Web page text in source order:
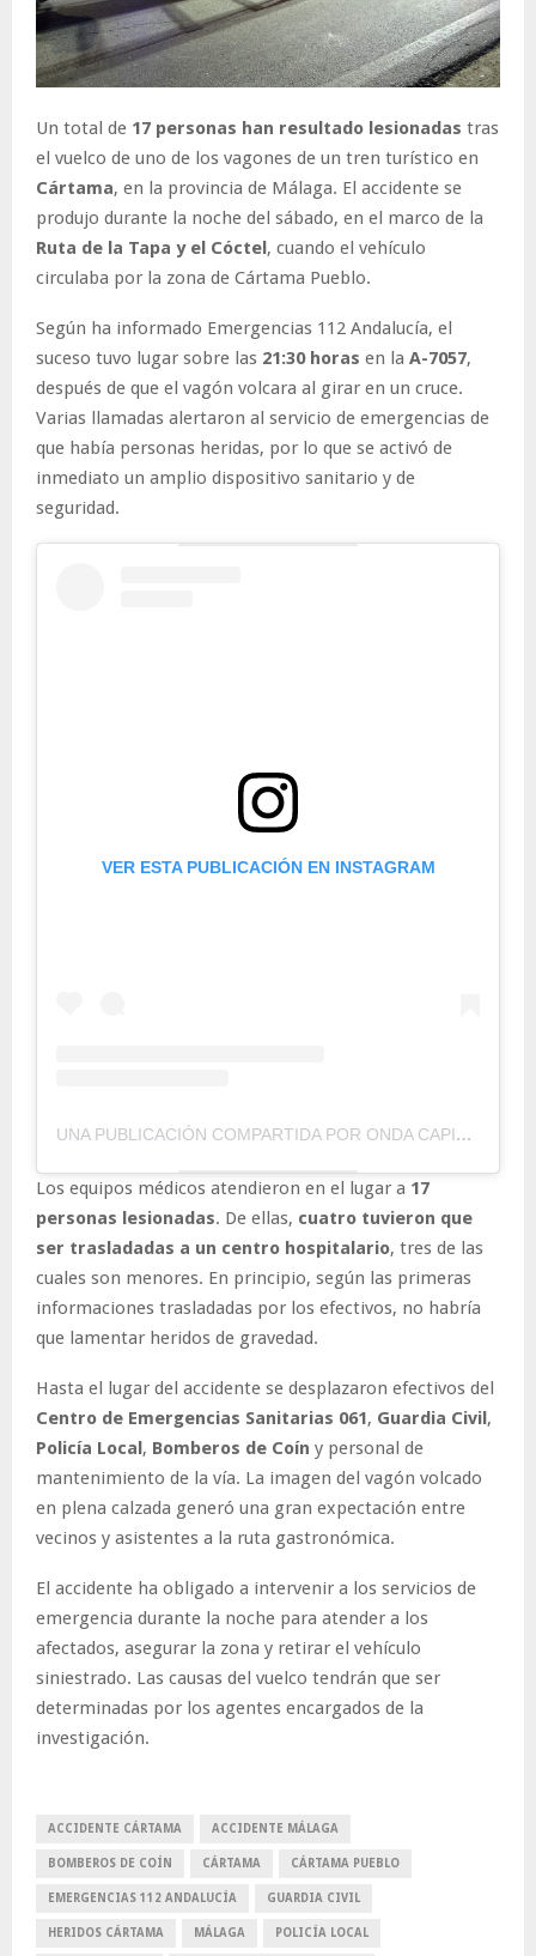
Un total de 17 personas han resultado lesionadas tras
el vuelco de uno de los vagones de un tren turístico en
Cártama, en la provincia de Málaga. El accidente se
produjo durante la noche del sábado, en el marco de la
Ruta de la Tapa y el Cóctel , cuando el vehículo
circulaba por la zona de Cártama Pueblo.
Según ha informado Emergencias 112 Andalucía, el
suceso tuvo lugar sobre las 21:30 horas en la A-7057,
después de que el vagón volcara al girar en un cruce.
Varias llamadas alertaron al servicio de emergencias de
que había personas heridas, por lo que se activó de
inmediato un amplio dispositivo sanitario y de
seguridad.
VER ESTA PUBLICACIÓN EN INSTAGRAM
UNA PUBLICACIÓN COMPARTIDA POR ONDA CAPITAL (@ONDACAPITALFM)
Los equipos médicos atendieron en el lugar a 17
personas lesionadas. De ellas, cuatro tuvieron que
ser trasladadas a un centro hospitalario, tres de las
cuales son menores. En principio, según las primeras
informaciones trasladadas por los efectivos, no habría
que lamentar heridos de gravedad.
Hasta el lugar del accidente se desplazaron efectivos del
Centro de Emergencias Sanitarias 061, Guardia Civil,
Policía Local, Bomberos de Coín y personal de
mantenimiento de la vía. La imagen del vagón volcado
en plena calzada generó una gran expectación entre
vecinos y asistentes a la ruta gastronómica.
El accidente ha obligado a intervenir a los servicios de
emergencia durante la noche para atender a los
afectados, asegurar la zona y retirar el vehículo
siniestrado. Las causas del vuelco tendrán que ser
determinadas por los agentes encargados de la
investigación.
ACCIDENTE CÁRTAMA ACCIDENTE MÁLAGA
BOMBEROS DE COÍN CÁRTAMA CÁRTAMA PUEBLO
EMERGENCIAS 112 ANDALUCÍA GUARDIA CIVIL
HERIDOS CÁRTAMA MÁLAGA POLICÍA LOCAL